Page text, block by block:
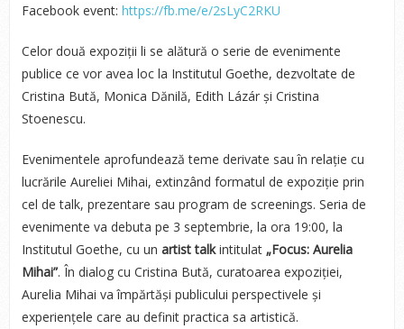
Facebook event: https://fb.me/e/2sLyC2RKU
Celor două expoziții li se alătură o serie de evenimente
publice ce vor avea loc la Institutul Goethe, dezvoltate de
Cristina Bută, Monica Dănilă, Edith Lázár și Cristina
Stoenescu.
Evenimentele aprofundează teme derivate sau în relație cu
lucrările Aureliei Mihai, extinzând formatul de expoziție prin
cel de talk, prezentare sau program de screenings. Seria de
evenimente va debuta pe 3 septembrie, la ora 19:00, la
Institutul Goethe, cu un artist talkintitulat „Focus: Aurelia
Mihai”. În dialog cu Cristina Bută, curatoarea expoziției,
Aurelia Mihai va împărtăși publicului perspectivele și
experiențele care au definit practica sa artistică.